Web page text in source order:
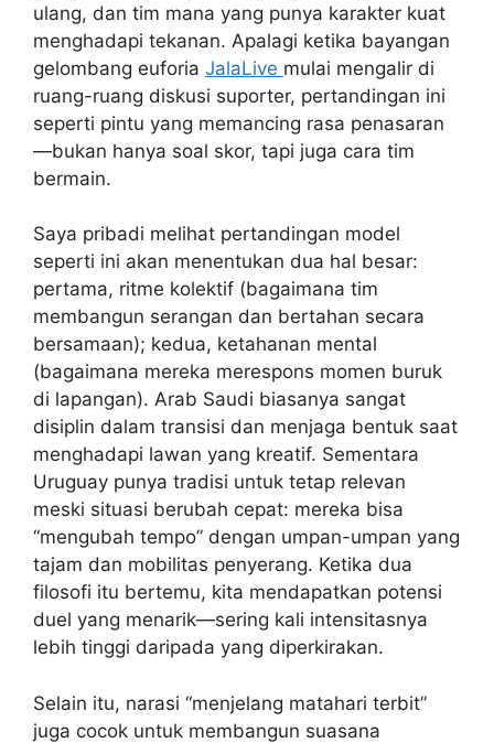
ulang, dan tim mana yang punya karakter kuat
menghadapi tekanan. Apalagi ketika bayangan
gelombang euforia JalaLive mulai mengalir di
ruang-ruang diskusi suporter, pertandingan ini
seperti pintu yang memancing rasa penasaran
—bukan hanya soal skor, tapi juga cara tim
bermain.
Saya pribadi melihat pertandingan model
seperti ini akan menentukan dua hal besar:
pertama, ritme kolektif (bagaimana tim
membangun serangan dan bertahan secara
bersamaan); kedua, ketahanan mental
(bagaimana mereka merespons momen buruk
di lapangan). Arab Saudi biasanya sangat
disiplin dalam transisi dan menjaga bentuk saat
menghadapi lawan yang kreatif. Sementara
Uruguay punya tradisi untuk tetap relevan
meski situasi berubah cepat: mereka bisa
“mengubah tempo” dengan umpan-umpan yang
tajam dan mobilitas penyerang. Ketika dua
filosofi itu bertemu, kita mendapatkan potensi
duel yang menarik—sering kali intensitasnya
lebih tinggi daripada yang diperkirakan.
Selain itu, narasi “menjelang matahari terbit”
juga cocok untuk membangun suasana